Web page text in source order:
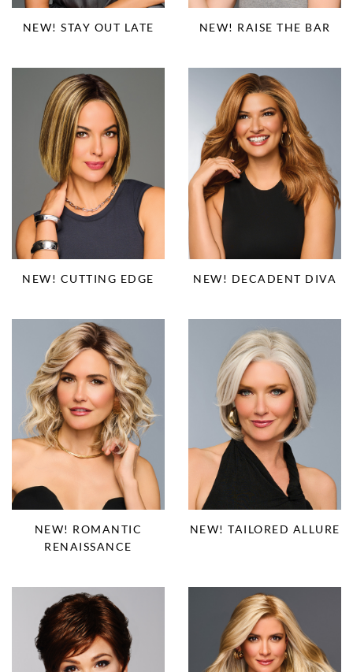
NEW! STAY OUT LATE NEW! RAISE THE BAR
NEW! CUTTING EDGE NEW! DECADENT DIVA
NEW! ROMANTIC
RENAISSANCE
NEW! TAILORED ALLURE